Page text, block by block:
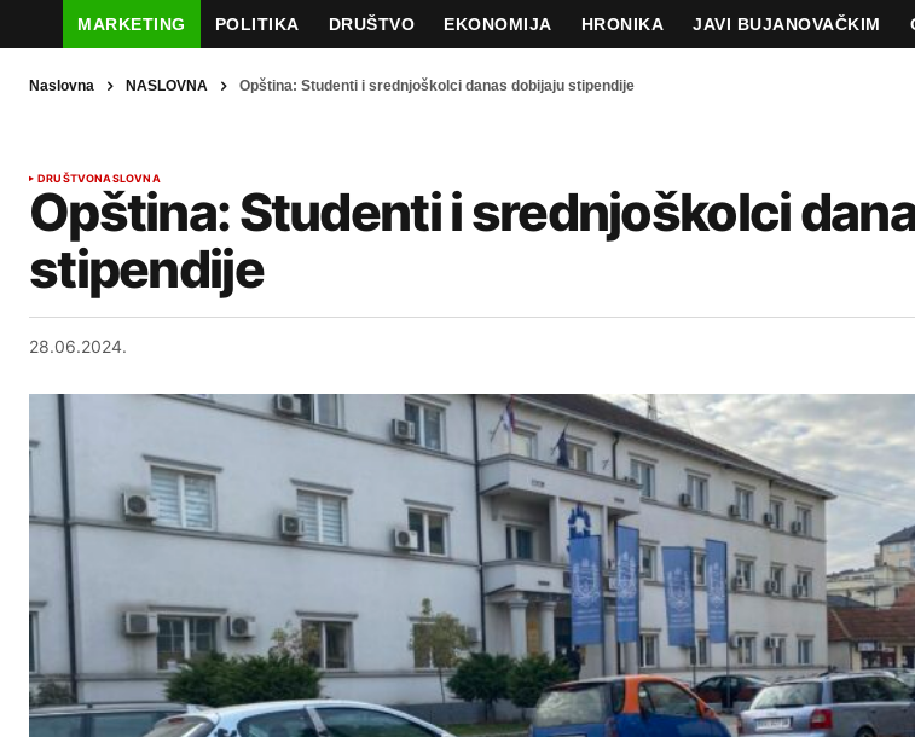
MARKETING POLITIKA DRUŠTVO EKONOMIJA HRONIKA JAVI BUJANOVAČKIM
Naslovna NASLOVNA Opština: Studenti i srednjoškolci danas dobijaju stipendije
DRUŠTVONASLOVNA
Opština: Studenti i srednjoškolci
stipendije
28.06.2024.